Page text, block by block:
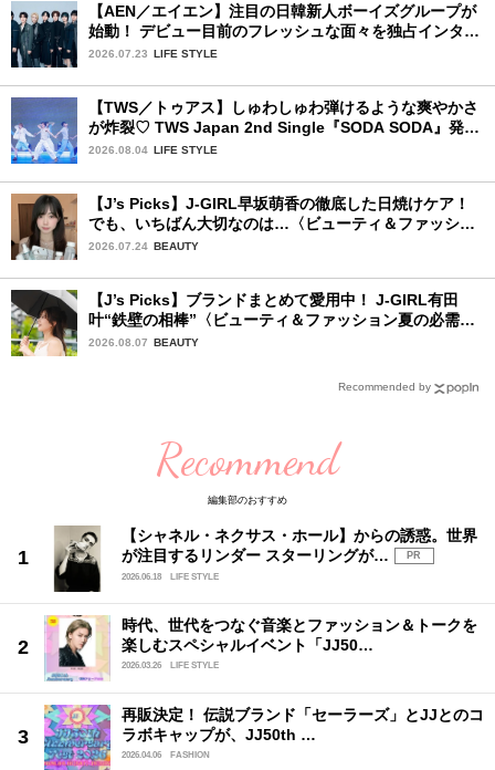
【AEN／エイエン】注目の日韓新人ボーイズグループが
始動！ デビュー目前のフレッシュな面々を独占インタビ
ュー。7人の魅力に迫ります♪
2026.07.23 LIFE STYLE
【TWS／トゥアス】しゅわしゅわ弾けるような爽やかさ
が炸裂♡ TWS Japan 2nd Single『SODA SODA』発売
記念SPECIAL SHOWCASEを詳細レポ
2026.08.04 LIFE STYLE
【J’s Picks】J-GIRL早坂萌香の徹底した日焼けケア！
でも、いちばん大切なのは…〈ビューティ＆ファッショ
ン夏の必需品〉
2026.07.24 BEAUTY
【J’s Picks】ブランドまとめて愛用中！ J-GIRL有田
叶“鉄壁の相棒”〈ビューティ＆ファッション夏の必需
品〉
2026.08.07 BEAUTY
Recommended by
Recommend
編集部のおすすめ
【シャネル・ネクサス・ホール】からの誘惑。世界
が注目するリンダー スターリングが…
PR
2026.06.18
LIFE STYLE
時代、世代をつなぐ音楽とファッション＆トークを
楽しむスペシャルイベント「JJ50…
2026.03.26 LIFE STYLE
再販決定！ 伝説ブランド「セーラーズ」とJJとのコ
ラボキャップが、JJ50th …
2026.04.06 FASHION